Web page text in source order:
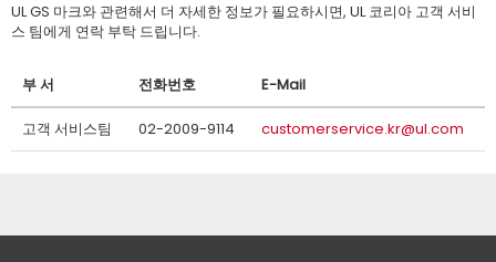
UL GS 마크와 관련해서 더 자세한 정보가 필요하시면, UL 코리아 고객 서비
스 팀에게 연락 부탁 드립니다.
부 서 전화번호 E-Mail
고객 서비스팀 02-2009-9114 customerservice.kr@ul.com